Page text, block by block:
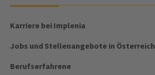
Karriere bei Implenia
Jobs und Stellenangebote in Österreich
Berufserfahrene